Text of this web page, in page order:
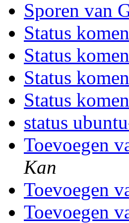
Sporen van
Status
Status
Status
Status
status
Toevoegen
Kan
Toevoegen
Toevoegen